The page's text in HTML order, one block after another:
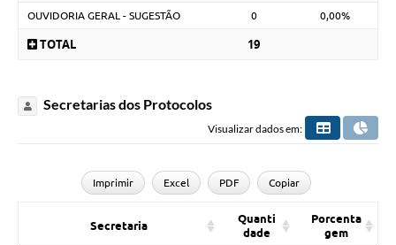
OUVIDORIA GERAL - SUGESTÃO 0 0,00%
TOTAL 19
Secretarias dos Protocolos
Visualizar dados em:
Imprimir Excel PDF Copiar
Secretaria
Quanti
dade
Porcenta
gem